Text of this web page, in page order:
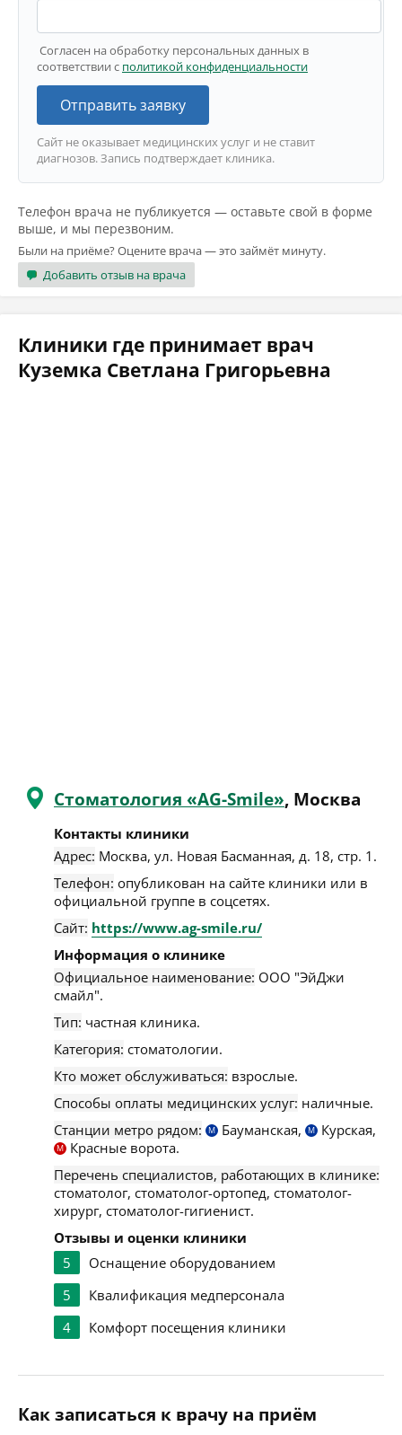
Согласен на обработку персональных данных в
соответствии с политикой конфиденциальности
Отправить заявку
Сайт не оказывает медицинских услуг и не ставит
диагнозов. Запись подтверждает клиника.
Телефон врача не публикуется — оставьте свой в форме
выше, и мы перезвоним.
Были на приёме? Оцените врача — это займёт минуту.
Добавить отзыв на врача
Клиники где принимает врач
Куземка Светлана Григорьевна
Стоматология «AG-Smile», Москва
Контакты клиники
Адрес: Москва, ул. Новая Басманная, д. 18, стр. 1 .
Телефон: опубликован на сайте клиники или в
официальной группе в соцсетях.
Сайт: https://www.ag-smile.ru/
Информация о клинике
Официальное наименование: ООО "ЭйДжи
смайл".
Тип: частная клиника.
Категория: стоматологии.
Кто может обслуживаться: взрослые.
Способы оплаты медицинских услуг: наличные.
Станции метро рядом:
М Бауманская, М Курская,
М
Красные ворота.
Перечень специалистов, работающих в клинике:
стоматолог, стоматолог-ортопед, стоматолог-
хирург, стоматолог-гигиенист.
Отзывы и оценки клиники
5
Оснащение оборудованием
5
Квалификация медперсонала
4
Комфорт посещения клиники
Как записаться к врачу на приём